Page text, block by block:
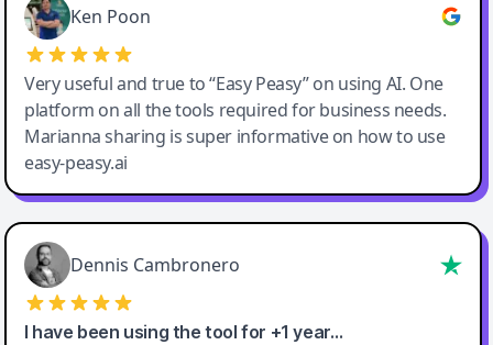
Ken Poon
Very useful and true to “Easy Peasy” on using AI. One
platform on all the tools required for business needs.
Marianna sharing is super informative on how to use
easy-peasy.ai
Dennis Cambronero
I have been using the tool for +1 year…